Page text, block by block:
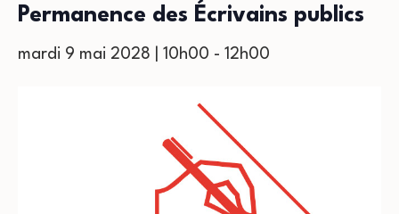
Permanence des Écrivains publics
mardi 9 mai 2028 | 10h00 - 12h00